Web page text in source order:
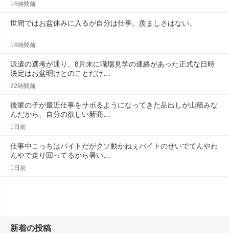
14時間前
世間ではお盆休みに入るが自分は仕事。羨ましさはない。
14時間前
派遣の選考が通り、8月末に職場見学の連絡があった正式な日時
決定はお盆明けとのことだけ…
22時間前
後輩の子が最近仕事をサボるようになってきた品出しが山積みな
んだから、自分の欲しい新商…
1日前
仕事中こっちはバイトだがクソ動かねぇバイトのせいでてんやわ
んやで走り回ってるから暑い…
1日前
新着の投稿